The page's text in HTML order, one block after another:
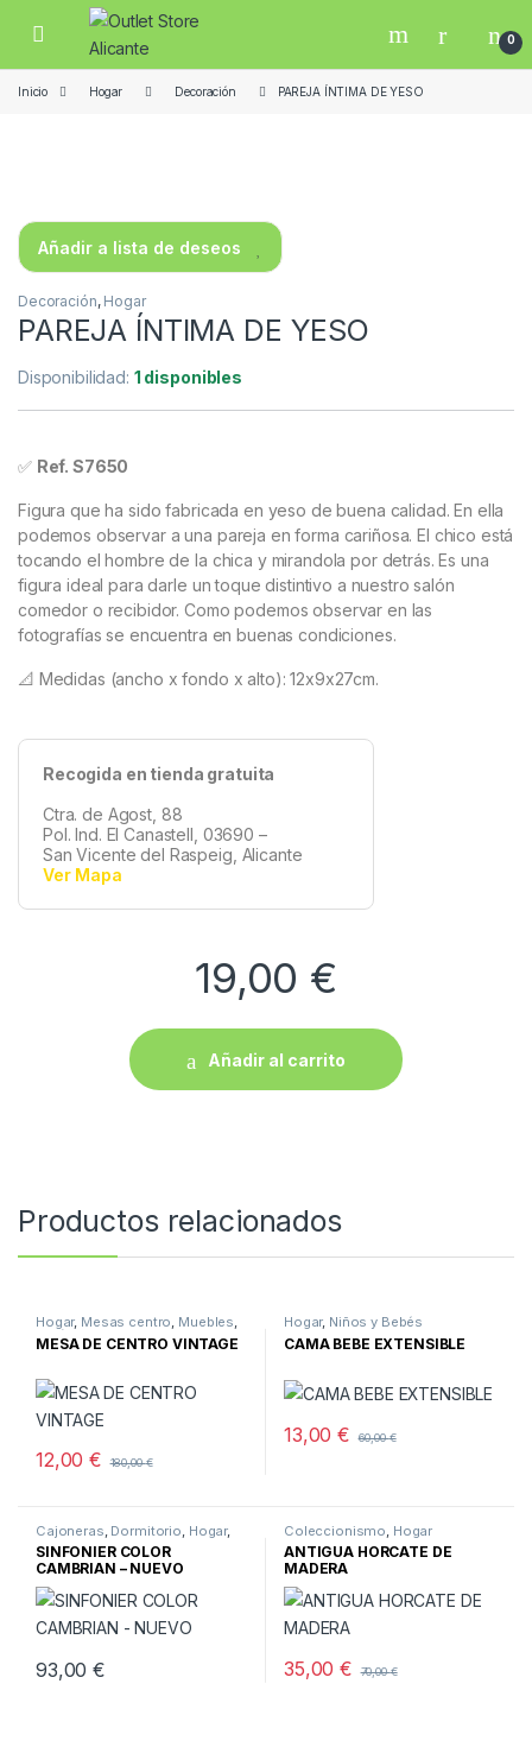
Skip to navigation
Skip to content
Open 0
Inicio Hogar Decoración PAREJA ÍNTIMA DE YESO
Añadir a lista de deseos
Decoración, Hogar
PAREJA ÍNTIMA DE YESO
Disponibilidad: 1 disponibles
✅ Ref. S7650
Figura que ha sido fabricada en yeso de buena calidad. En ella
podemos observar a una pareja en forma cariñosa. El chico está
tocando el hombre de la chica y mirandola por detrás. Es una
figura ideal para darle un toque distintivo a nuestro salón
comedor o recibidor. Como podemos observar en las
fotografías se encuentra en buenas condiciones.
📐 Medidas (ancho x fondo x alto): 12x9x27cm.
Recogida en tienda gratuita
Ctra. de Agost, 88
Pol. Ind. El Canastell, 03690 –
San Vicente del Raspeig, Alicante
Ver Mapa
19,00 €
Añadir al carrito
Productos relacionados
Hogar, Mesas centro, Muebles,
Salón
MESA DE CENTRO VINTAGE
12,00€ 180,00€
Hogar, Niños y Bebés
CAMA BEBE EXTENSIBLE
13,00€ 60,00€
Cajoneras Dormitorio Hogar,
Muebles,Muebles nuevos
SINFONIER COLOR
CAMBRIAN – NUEVO
93,00€
Coleccionismo Hogar
ANTIGUA HORCATE DE
MADERA
35,00€ 70,00€